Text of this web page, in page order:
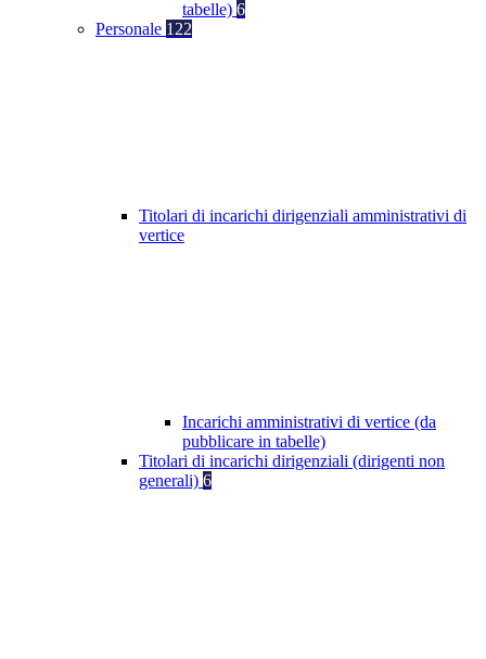
tabelle) 6
Personale 122
Titolari di incarichi dirigenziali amministrativi di
vertice
Incarichi amministrativi di vertice (da
pubblicare in tabelle)
Titolari di incarichi dirigenziali (dirigenti non
generali) 6